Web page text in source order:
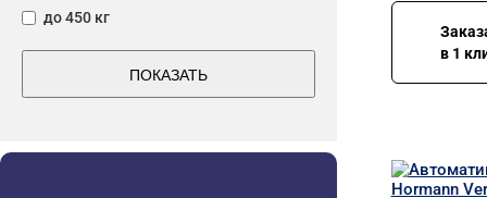
до 450 кг
ПОКАЗАТЬ
в 1